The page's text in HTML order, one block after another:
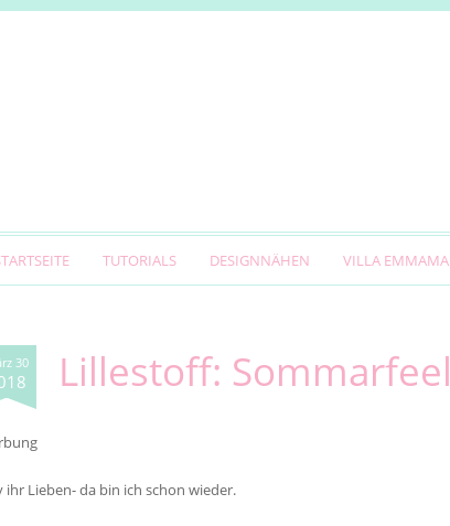
TUTORIALS DESIGNNÄHEN VILLA EMMAMA
30 Lillestoff: Sommarfeel
ihr Lieben- da bin ich schon wieder.